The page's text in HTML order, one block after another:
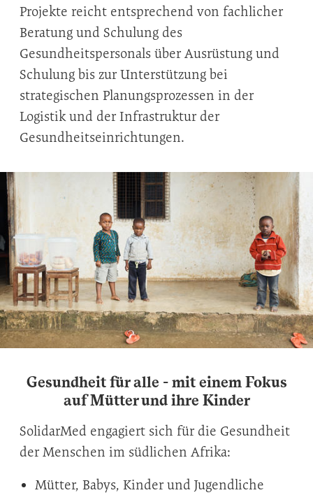
Projekte reicht entsprechend von fachlicher
Beratung und Schulung des
Gesundheitspersonals über Ausrüstung und
Schulung bis zur Unterstützung bei
strategischen Planungsprozessen in der
Logistik und der Infrastruktur der
Gesundheitseinrichtungen.
Gesundheit für alle - mit einem Fokus
auf Mütter und ihre Kinder
SolidarMed engagiert sich für die Gesundheit
der Menschen im südlichen Afrika:
Mütter, Babys, Kinder und Jugendliche